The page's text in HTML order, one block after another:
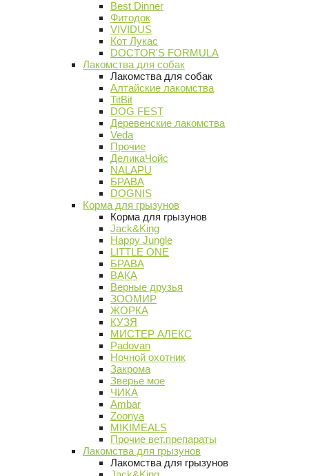
Best Dinner
Фитодок
VIVIDUS
Кот Лукас
DOCTOR'S FORMULA
Лакомства для собак
Лакомства для собак
Алтайские лакомства
TitBit
DOG FEST
Деревенские лакомства
Veda
Прочие
ДеликаЧойс
NALAPU
БРАВА
DOGNIS
Корма для грызунов
Корма для грызунов
Jack&King
Happy Jungle
LITTLE ONE
БРАВА
ВАКА
Верные друзья
ЗООМИР
ЖОРКА
КУЗЯ
МИСТЕР АЛЕКС
Padovan
Ночной охотник
Закрома
Зверье мое
ЧИКА
Ambar
Zoonya
MIKIMEALS
Прочие вет.препараты
Лакомства для грызунов
Лакомства для грызунов